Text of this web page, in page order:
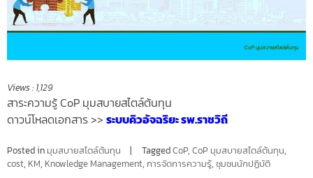
Views : 1,129
สาระความรู้ CoP มุมสบายสไตล์ต้นทุน
ดาวน์โหลดเอกสาร >> ระบบคิวอัจฉริยะ รพ.ราชวิถี
Posted in มุมสบายสไตล์ต้นทุน TaggedCoP, CoP มุมสบายสไตล์ต้นทุน,
cost, KM, Knowledge Management, การจัดการความรู้, ชุมชนนักปฏิบัติ